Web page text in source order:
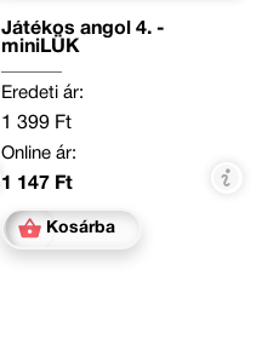
Játékos angol 4. -
miniLÜK
Eredeti ár:
1 399 Ft
Online ár:
1 147 Ft
Kosárba